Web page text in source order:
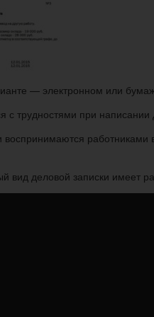
— электронном или
с трудностями при
работниками
вид деловой записки имеет